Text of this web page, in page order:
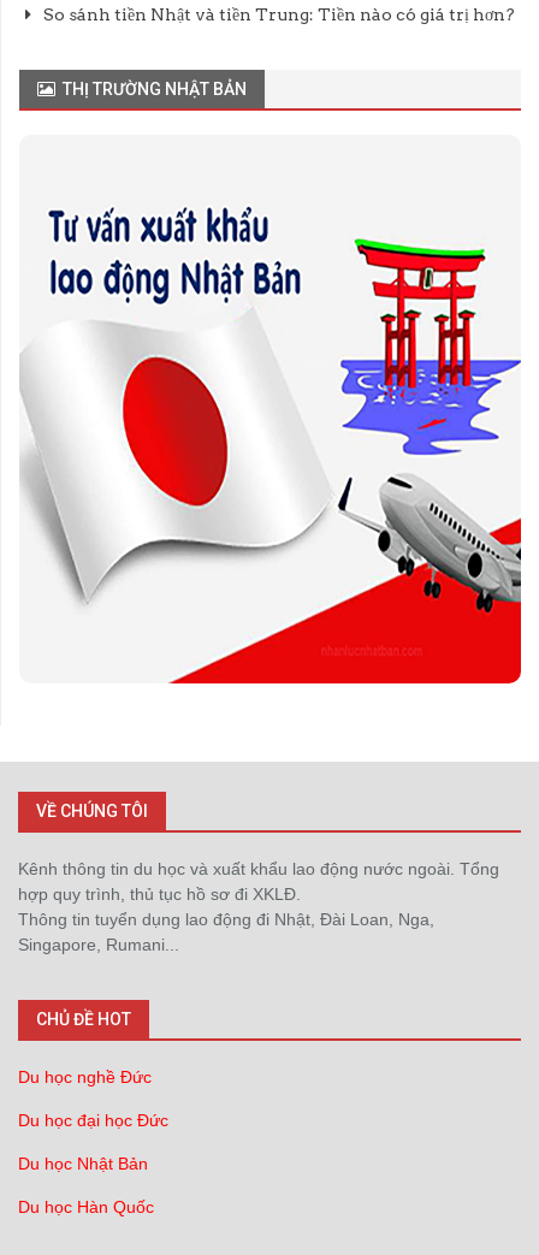
So sánh tiền Nhật và tiền Trung: Tiền nào có giá trị hơn?
THỊ TRƯỜNG NHẬT BẢN
VỀ CHÚNG TÔI
Kênh thông tin du học và xuất khẩu lao động nước ngoài. Tổng
hợp quy trình, thủ tục hồ sơ đi XKLĐ.
Thông tin tuyển dụng lao động đi Nhật, Đài Loan, Nga,
Singapore, Rumani...
CHỦ ĐỀ HOT
Du học nghề Đức
Du học đại học Đức
Du học Nhật Bản
Du học Hàn Quốc